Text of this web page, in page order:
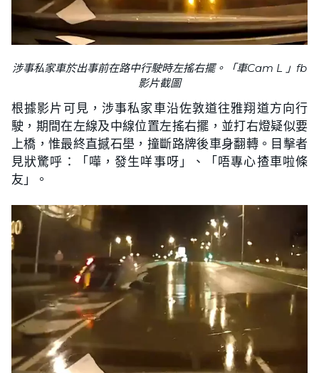
涉事私家車於出事前在路中行駛時左搖右擺。「車Cam L 」fb
影片截圖
根據影片可見，涉事私家車沿佐敦道往雅翔道方向行
駛，期間在左線及中線位置左搖右擺，並打右燈疑似要
上橋，惟最終直撼石壆，撞斷路牌後車身翻轉。目擊者
見狀驚呼：「嘩，發生咩事呀」、「唔專心揸車啦條
友」。